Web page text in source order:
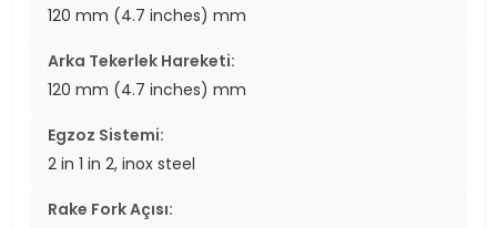
120 mm (4.7 inches) mm
Arka Tekerlek Hareketi:
120 mm (4.7 inches) mm
Egzoz Sistemi:
2 in 1 in 2, inox steel
Rake Fork Açısı: